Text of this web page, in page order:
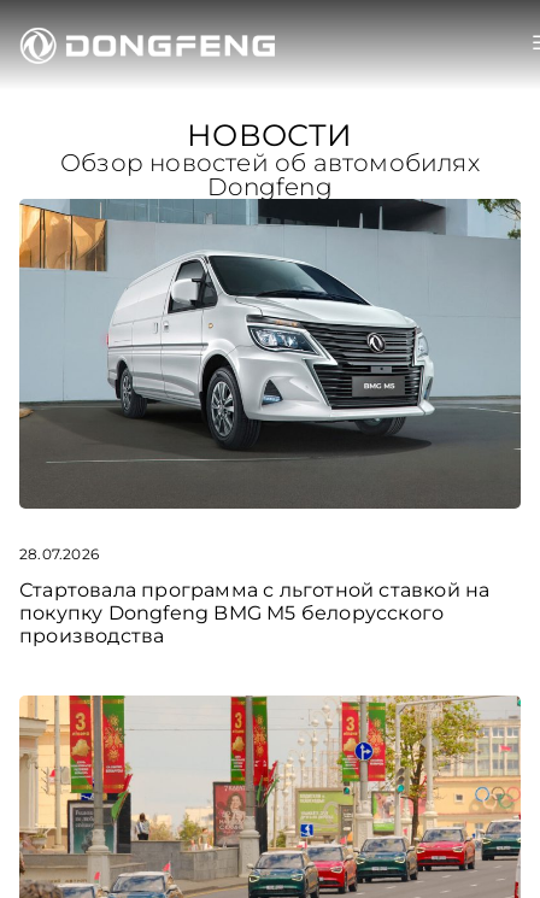
НОВОСТИ
Обзор новостей об автомобилях
Dongfeng
Стартовала программа с льготной ставкой на
покупку Dongfeng BMG M5 белорусского
производства
28.07.2026